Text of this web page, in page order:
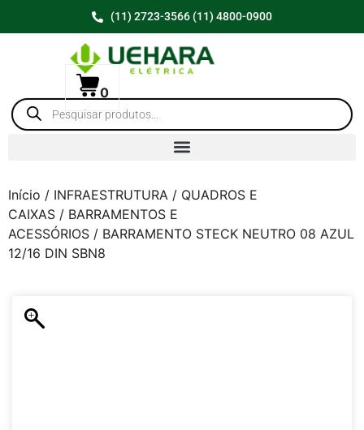
(11) 2723-3566 (11) 4800-0900
0
Início / INFRAESTRUTURA / QUADROS E
CAIXAS / BARRAMENTOS E
ACESSÓRIOS / BARRAMENTO STECK NEUTRO 08 AZUL
12/16 DIN SBN8